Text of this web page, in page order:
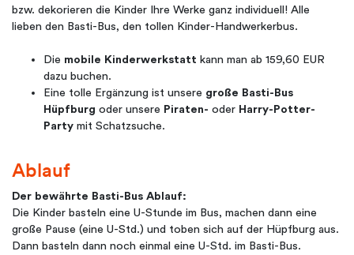
bzw. dekorieren die Kinder Ihre Werke ganz individuell! Alle
lieben den Basti-Bus, den tollen Kinder-Handwerkerbus.
Die mobile Kinderwerkstatt kann man ab 159,60 EUR
dazu buchen.
Eine tolle Ergänzung ist unsere große Basti-Bus
Hüpfburg oder unsere Piraten- oder Harry-Potter-
Party mit Schatzsuche.
Ablauf
Der bewährte Basti-Bus Ablauf:
Die Kinder basteln eine U-Stunde im Bus, machen dann eine
große Pause (eine U-Std.) und toben sich auf der Hüpfburg aus.
Dann basteln dann noch einmal eine U-Std. im Basti-Bus.